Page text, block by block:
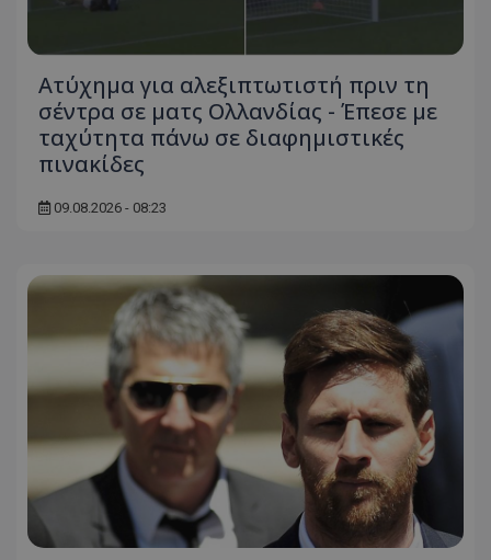
Ατύχημα για αλεξιπτωτιστή πριν τη
σέντρα σε ματς Ολλανδίας - Έπεσε με
ταχύτητα πάνω σε διαφημιστικές
πινακίδες
09.08.2026 - 08:23